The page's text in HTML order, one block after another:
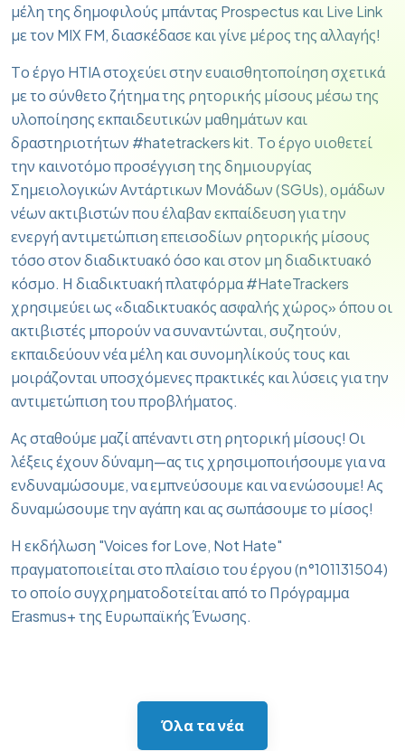
μέλη της δημοφιλούς μπάντας Prospectus και Live Link
με τον MIX FM, διασκέδασε και γίνε μέρος της αλλαγής!
Το έργο HTIA στοχεύει στην ευαισθητοποίηση σχετικά
με το σύνθετο ζήτημα της ρητορικής μίσους μέσω της
υλοποίησης εκπαιδευτικών μαθημάτων και
δραστηριοτήτων #hatetrackers kit. Το έργο υιοθετεί
την καινοτόμο προσέγγιση της δημιουργίας
Σημειολογικών Αντάρτικων Μονάδων (SGUs), ομάδων
νέων ακτιβιστών που έλαβαν εκπαίδευση για την
ενεργή αντιμετώπιση επεισοδίων ρητορικής μίσους
τόσο στον διαδικτυακό όσο και στον μη διαδικτυακό
κόσμο. Η διαδικτυακή πλατφόρμα #HateTrackers
χρησιμεύει ως «διαδικτυακός ασφαλής χώρος» όπου οι
ακτιβιστές μπορούν να συναντώνται, συζητούν,
εκπαιδεύουν νέα μέλη και συνομηλίκούς τους και
μοιράζονται υποσχόμενες πρακτικές και λύσεις για την
αντιμετώπιση του προβλήματος.
Ας σταθούμε μαζί απέναντι στη ρητορική μίσους! Οι
λέξεις έχουν δύναμη—ας τις χρησιμοποιήσουμε για να
ενδυναμώσουμε, να εμπνεύσουμε και να ενώσουμε! Ας
δυναμώσουμε την αγάπη και ας σωπάσουμε το μίσος!
Η εκδήλωση "Voices for Love, Not Hate"
πραγματοποιείται στο πλαίσιο του έργου (n°101131504)
το οποίο συγχρηματοδοτείται από το Πρόγραμμα
Erasmus+ της Ευρωπαϊκής Ένωσης.
Όλα τα νέα